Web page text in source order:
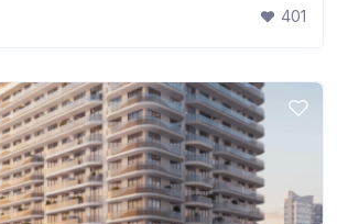
401